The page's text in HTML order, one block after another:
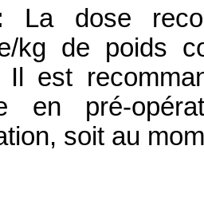
La dose
kg de poids
Il est
en pré-
soit au